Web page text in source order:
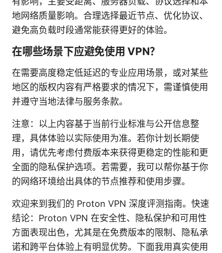
地网络质量影响。合理选择最近节点、优化协议、
避免高负载时段通常能获得更好的体验。
在哪些场景下应避免使用 VPN？
在需要高度稳定低延迟的专业应用场景，或对某些
地区的版权内容有严格要求的情况下，需谨慎使用
并遵守当地法律与服务条款。
注意：以上内容基于当前行业标准与公开信息整
理，具体体验以实际使用为准。若你计划长期使
用，请优先考虑付费版本来获得更稳定的性能和更
全面的隐私保护选项。若需要，我可以帮你基于你
的网络环境给出具体的节点推荐和使用步骤。
欢迎来到我们的 Proton VPN 深度评测指南。快速
结论：Proton VPN 在安全性、隐私保护和可用性
方面表现出色，尤其是在免费版本的限制、隐私承
诺和跨平台体验上有明显优势。下面我用真实使用